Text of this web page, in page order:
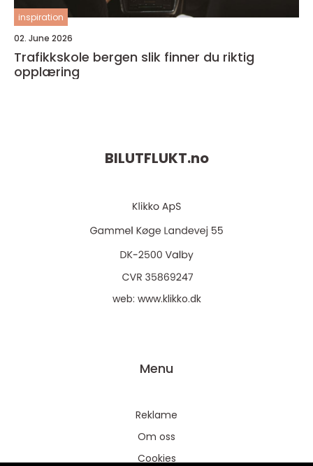
inspiration
02. June 2026
Trafikkskole bergen slik finner du riktig
opplæring
BILUTFLUKT.no
web: www.klikko.dk
Menu
Reklame
Om oss
Cookies